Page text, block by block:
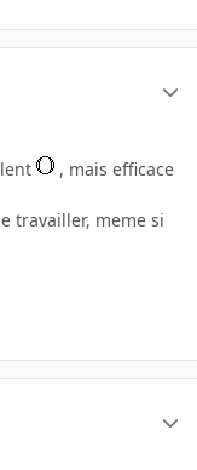
, mais efficace
travailler, meme si